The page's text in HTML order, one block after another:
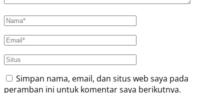
Simpan nama, email, dan situs web saya pada
peramban ini untuk komentar saya berikutnya.